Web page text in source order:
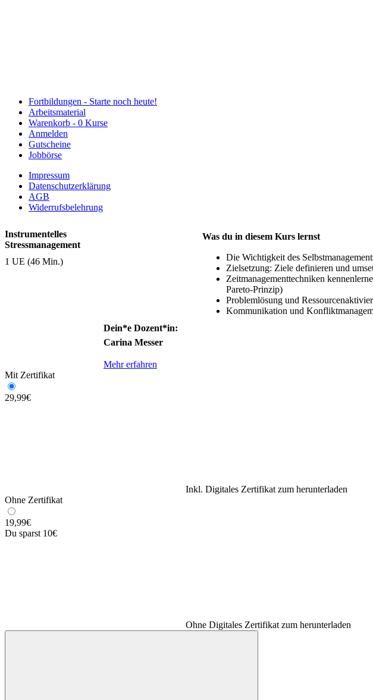
Fortbildungen - Starte noch heute!
Arbeitsmaterial
Warenkorb - 0 Kurse
Anmelden
Gutscheine
Jobbörse
Impressum
Datenschutzerklärung
AGB
Widerrufsbelehrung
Instrumentelles
Stressmanagement
1 UE (46 Min.)
Dein*e Dozent*in:
Carina Messer
Mehr erfahren
Was du in diesem Kurs lernst
Die Wichtigkeit des
Zielsetzung: Ziele definieren und
Zeitmanagementtechniken
Pareto-Prinzip)
Problemlösung und
Kommunikation und
Mit Zertifikat
29,99€
Inkl. Digitales Zertifikat zum herunterladen
Ohne Zertifikat
19,99€
Du sparst 10€
Ohne Digitales Zertifikat zum herunterladen